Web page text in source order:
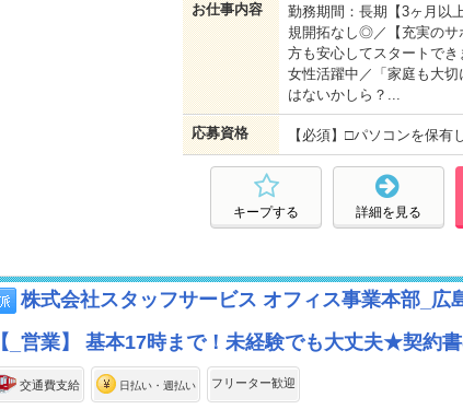
お仕事内容
勤務期間：長期【3ヶ月以
規開拓なし◎／【充実のサ
方も安心してスタートで
女性活躍中／「家庭も大
はないかしら？...
応募資格 【必須】□パソコンを保
詳細を見る
キープする
株式会社スタッフサービス オフィス事業本部_広
【_営業】 基本17時まで！未経験でも大丈夫★契約
交通費支給 日払い・週払い フリーター歓迎